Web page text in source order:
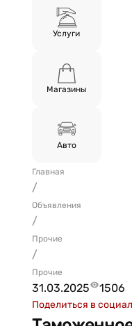
Услуги
Магазины
Авто
Главная
/
Объявления
/
Прочие
/
Прочие
31.03.2025 1506
Поделиться в